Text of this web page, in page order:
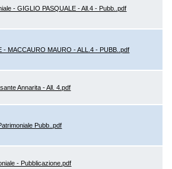
- GIGLIO PASQUALE - All.4 - Pubb..pdf
- MACCAURO MAURO - ALL.4 - PUBB..pdf
Annarita - All. 4.pdf
Pubb..pdf
- Pubblicazione.pdf